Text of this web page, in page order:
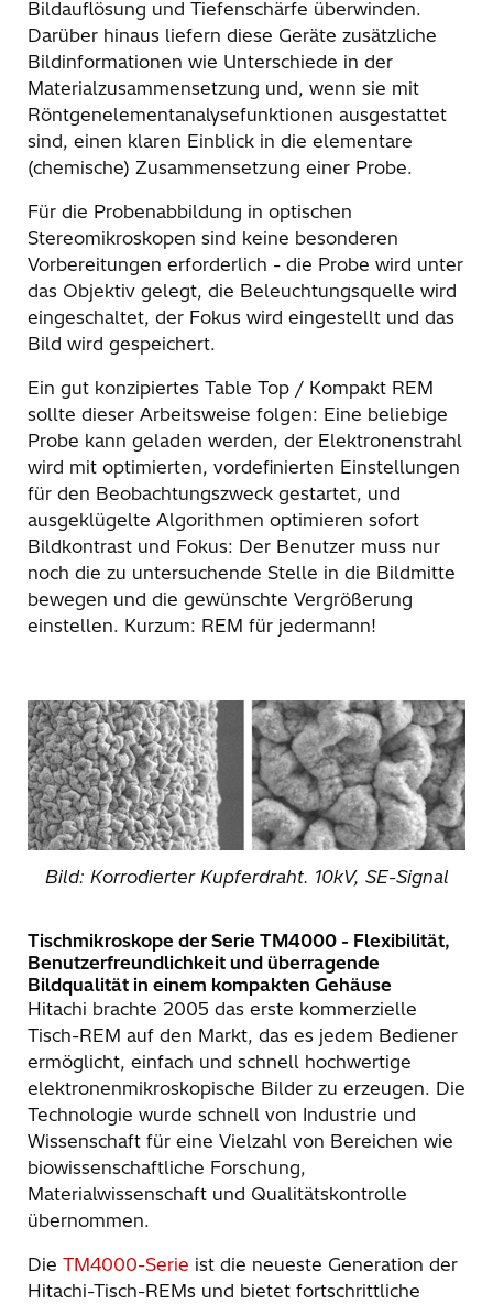
Bildauflösung und Tiefenschärfe überwinden.
Darüber hinaus liefern diese Geräte zusätzliche
Bildinformationen wie Unterschiede in der
Materialzusammensetzung und, wenn sie mit
Röntgenelementanalysefunktionen ausgestattet
sind, einen klaren Einblick in die elementare
(chemische) Zusammensetzung einer Probe.
Für die Probenabbildung in optischen
Stereomikroskopen sind keine besonderen
Vorbereitungen erforderlich - die Probe wird unter
das Objektiv gelegt, die Beleuchtungsquelle wird
eingeschaltet, der Fokus wird eingestellt und das
Bild wird gespeichert.
Ein gut konzipiertes Table Top / Kompakt REM
sollte dieser Arbeitsweise folgen: Eine beliebige
Probe kann geladen werden, der Elektronenstrahl
wird mit optimierten, vordefinierten Einstellungen
für den Beobachtungszweck gestartet, und
ausgeklügelte Algorithmen optimieren sofort
Bildkontrast und Fokus: Der Benutzer muss nur
noch die zu untersuchende Stelle in die Bildmitte
bewegen und die gewünschte Vergrößerung
einstellen. Kurzum: REM für jedermann!
Bild: Korrodierter Kupferdraht. 10kV, SE-Signal
Tischmikroskope der Serie TM4000 - Flexibilität,
Benutzerfreundlichkeit und überragende
Bildqualität in einem kompakten Gehäuse
Hitachi brachte 2005 das erste kommerzielle
Tisch-REM auf den Markt, das es jedem Bediener
ermöglicht, einfach und schnell hochwertige
elektronenmikroskopische Bilder zu erzeugen. Die
Technologie wurde schnell von Industrie und
Wissenschaft für eine Vielzahl von Bereichen wie
biowissenschaftliche Forschung,
Materialwissenschaft und Qualitätskontrolle
übernommen.
Die TM4000-Serie ist die neueste Generation der
Hitachi-Tisch-REMs und bietet fortschrittliche